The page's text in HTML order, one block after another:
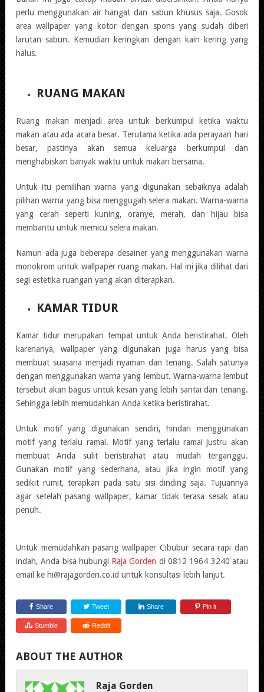
perlu menggunakan air hangat dan sabun khusus saja. Gosok
area wallpaper yang kotor dengan spons yang sudah diberi
larutan sabun. Kemudian keringkan dengan kain kering yang
halus.
RUANG MAKAN
Ruang makan menjadi area untuk berkumpul ketika waktu
makan atau ada acara besar. Terutama ketika ada perayaan hari
besar, pastinya akan semua keluarga berkumpul dan
menghabiskan banyak waktu untuk makan bersama.
Untuk itu pemilihan warna yang digunakan sebaiknya adalah
pilihan warna yang bisa menggugah selera makan. Warna-warna
yang cerah seperti kuning, oranye, merah, dan hijau bisa
membantu untuk memicu selera makan.
Namun ada juga beberapa desainer yang menggunakan warna
monokrom untuk wallpaper ruang makan. Hal ini jika dilihat dari
segi estetika ruangan yang akan diterapkan.
KAMAR TIDUR
Kamar tidur merupakan tempat untuk Anda beristirahat. Oleh
karenanya, wallpaper yang digunakan juga harus yang bisa
membuat suasana menjadi nyaman dan tenang. Salah satunya
dengan menggunakan warna yang lembut. Warna-warna lembut
tersebut akan bagus untuk kesan yang lebih santai dan tenang.
Sehingga lebih memudahkan Anda ketika beristirahat.
Untuk motif yang digunakan sendiri, hindari menggunakan
motif yang terlalu ramai. Motif yang terlalu ramai justru akan
membuat Anda sulit beristirahat atau mudah terganggu.
Gunakan motif yang sederhana, atau jika ingin motif yang
sedikit rumit, terapkan pada satu sisi dinding saja. Tujuannya
agar setelah pasang wallpaper, kamar tidak terasa sesak atau
penuh.
Untuk memudahkan pasang wallpaper Cibubur secara rapi dan
indah, Anda bisa hubungi Raja Gorden di 0812 1964 3240 atau
email ke hi@rajagorden.co.id untuk konsultasi lebih lanjut.
Share Tweet Share Pin it
Stumble Reddit
ABOUT THE AUTHOR
Raja Gorden